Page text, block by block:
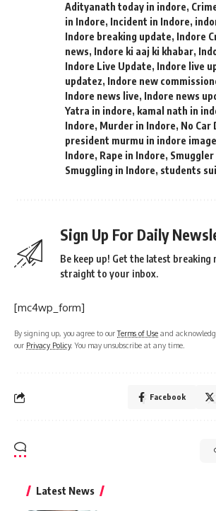
Adityanath today in indore,
in Indore, Incident in Indore,
Indore breaking update, Indore
news, Indore ki aaj ki khabar,
Indore Live Update, Indore live
updatez, Indore new
Indore news live, Indore news
Yatra in indore, kamal nath in
Indore, Murder in Indore, No Car
president murmu in indore
Indore, Rape in Indore,
Smuggling in Indore, students
Sign Up For Daily
Be keep up! Get the latest breaking
straight to your inbox.
[mc4wp_form]
By signing up, you agree to ourTerms of Use and
our Privacy Policy. You may unsubscribe at any time.
Facebook
Latest News